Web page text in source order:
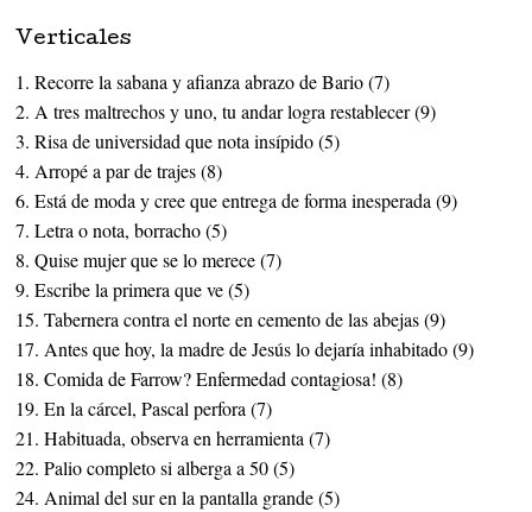
Verticales
1. Recorre la sabana y afianza abrazo de Bario (7)
2. A tres maltrechos y uno, tu andar logra restablecer (9)
3. Risa de universidad que nota insípido (5)
4. Arropé a par de trajes (8)
6. Está de moda y cree que entrega de forma inesperada (9)
7. Letra o nota, borracho (5)
8. Quise mujer que se lo merece (7)
9. Escribe la primera que ve (5)
15. Tabernera contra el norte en cemento de las abejas (9)
17. Antes que hoy, la madre de Jesús lo dejaría inhabitado (9)
18. Comida de Farrow? Enfermedad contagiosa! (8)
19. En la cárcel, Pascal perfora (7)
21. Habituada, observa en herramienta (7)
22. Palio completo si alberga a 50 (5)
24. Animal del sur en la pantalla grande (5)